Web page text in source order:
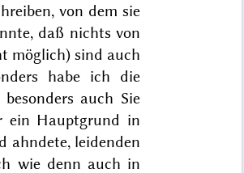
von dem sie
daß nichts von
möglich) sind auch
habe ich die
auch Sie
ein Hauptgrund in
ahndete, leidenden
wie denn auch in